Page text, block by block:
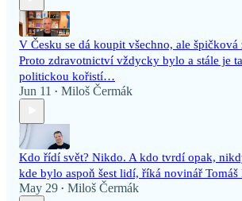
V Česku se dá koupit všechno, ale špičková
Proto zdravotnictví vždycky bylo a stále je
politickou kořistí…
Jun 11 • Miloš Čermák
Kdo řídí svět? Nikdo. A kdo tvrdí opak,
kde bylo aspoň šest lidí, říká novinář
May 29 • Miloš Čermák